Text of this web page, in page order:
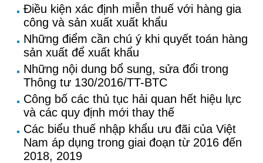
Điều kiện xác định miễn thuế với hàng gia
công và sản xuất xuất khẩu
Những điểm cần chú ý khi quyết toán hàng
sản xuất để xuất khẩu
Những nội dung bổ sung, sửa đổi trong
Thông tư 130/2016/TT-BTC
Công bố các thủ tục hải quan hết hiệu lực
và các quy định mới thay thế
Các biểu thuế nhập khẩu ưu đãi của Việt
Nam áp dụng trong giai đoạn từ 2016 đến
2018, 2019